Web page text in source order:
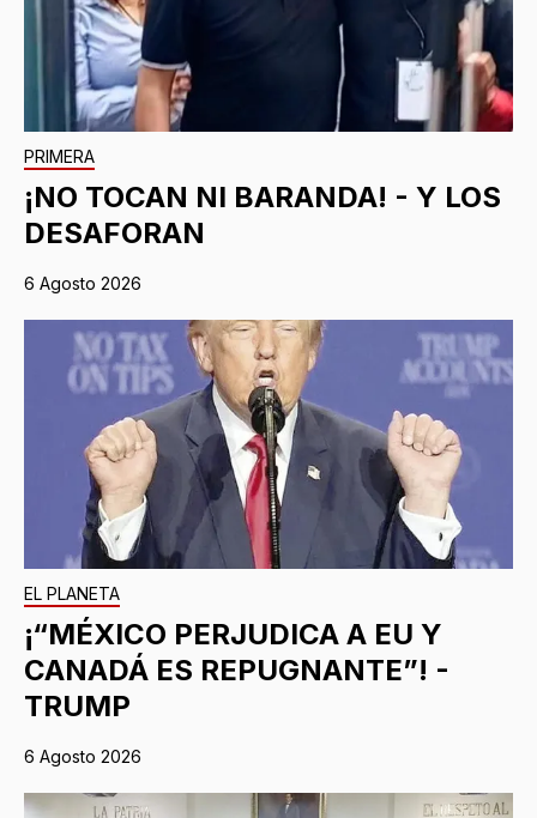
PRIMERA
¡NO TOCAN NI BARANDA! - Y LOS
DESAFORAN
6 Agosto 2026
EL PLANETA
¡“MÉXICO PERJUDICA A EU Y
CANADÁ ES REPUGNANTE”! -
TRUMP
6 Agosto 2026